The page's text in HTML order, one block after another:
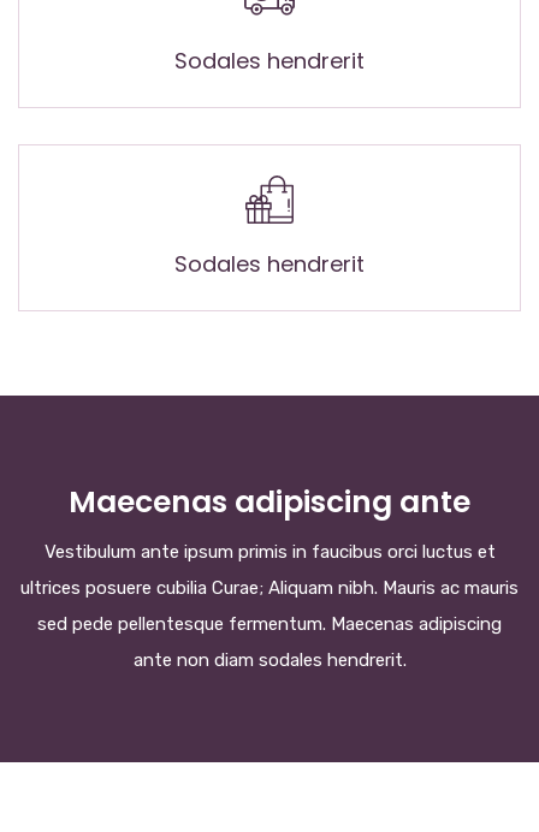
Sodales hendrerit
Sodales hendrerit
Maecenas adipiscing ante
Vestibulum ante ipsum primis in faucibus orci luctus et
ultrices posuere cubilia Curae; Aliquam nibh. Mauris ac mauris
sed pede pellentesque fermentum. Maecenas adipiscing
ante non diam sodales hendrerit.